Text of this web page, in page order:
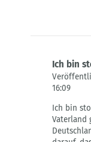
Ich bin
16:09
auf
Parolen
und
Ich bin
Vaterland